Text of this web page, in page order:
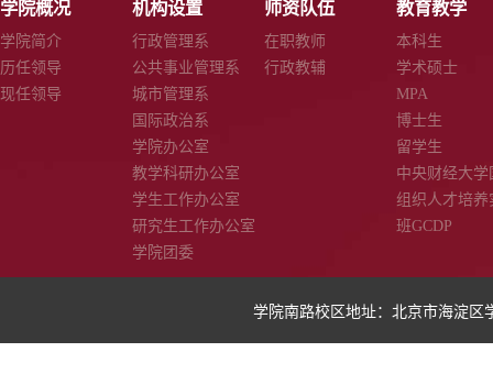
学院概况
学院简介
历任领导
现任领导
机构设置
行政管理系
公共事业管理系
城市管理系
国际政治系
学院办公室
教学科研办公室
学生工作办公室
研究生工作办公室
学院团委
师资队伍
在职教师
行政教辅
教育教学
本科生
学术硕士
MPA
博士生
留学生
中央财经大学
组织人才培养
班GCDP
学院南路校区地址：北京市海淀区